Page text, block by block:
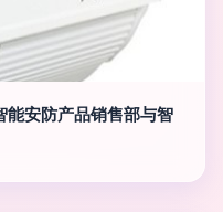
能安防产品销售部与智